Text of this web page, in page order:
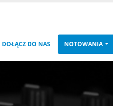
DOŁĄCZ DO NAS NOTOWANIA